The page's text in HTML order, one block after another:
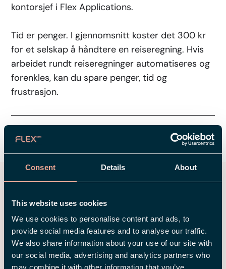
Consent Details About
This website uses cookies
We use cookies to personalise content and ads, to
provide social media features and to analyse our traffic.
We also share information about your use of our site with
our social media, advertising and analytics partners who
may combine it with other information that you’ve
kontorsjef i Flex Applications.
Tid er penger. I gjennomsnitt koster det 300 kr
for et selskap å håndtere en reiseregning. Hvis
arbeidet rundt reiseregninger automatiseres og
forenkles, kan du spare penger, tid og
frustrasjon.
DEL
Relaterte innlegg
Til alle innlegg